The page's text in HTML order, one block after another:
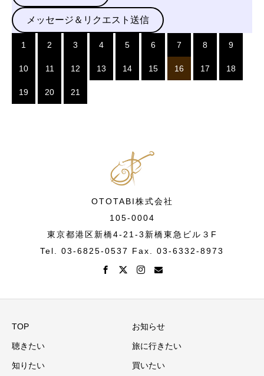
メッセージ＆リクエスト送信
1 2 3 4 5 6 7 8 9
10 11 12 13 14 15 16 17 18
19 20 21
OTOTABI株式会社
105-0004
東京都港区新橋4-21-3新橋東急ビル３F
Tel. 03-6825-0537 Fax. 03-6332-8973
TOP お知らせ
聴きたい 旅に行きたい
知りたい 買いたい